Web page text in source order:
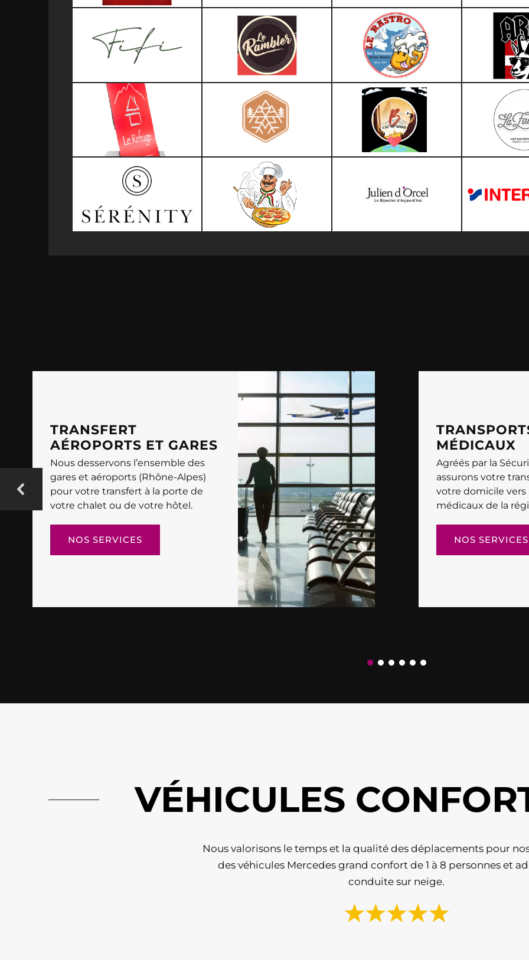
TRANSFERT
AÉROPORTS ET GARES
Nous desservons l’ensemble des
gares et aéroports (Rhône-Alpes)
pour votre transfert à la porte de
votre chalet ou de votre hôtel.
NOS SERVICES
MÉDICAUX
Agréés par la
assurons votre
votre domicile vers
médicaux de la
NOS SERVICES
VÉHICULES
Nous valorisons le temps et la qualité des déplacements pour
des véhicules Mercedes grand confort de 1 à 8 personnes et
conduite sur neige.